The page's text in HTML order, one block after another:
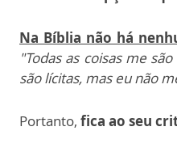
Na Bíblia não há
"Todas as coisas me
são lícitas, mas eu não
Portanto, fica ao seu